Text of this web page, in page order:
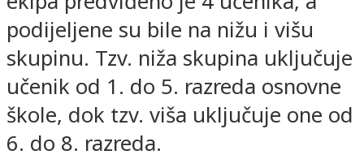
podijeljene su bile na nižu i višu
skupinu. Tzv. niža skupina uključuje
učenik od 1. do 5. razreda osnovne
škole, dok tzv. viša uključuje one od
6. do 8. razreda.